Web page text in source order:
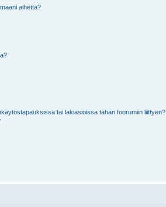
aihetta?
tai lakiasioissa tähän foorumiin liittyen?